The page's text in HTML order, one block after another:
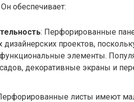
обеспечивает:
: Перфорированные
проектов,
функциональные элементы.
декоративные экраны и
листы имеют